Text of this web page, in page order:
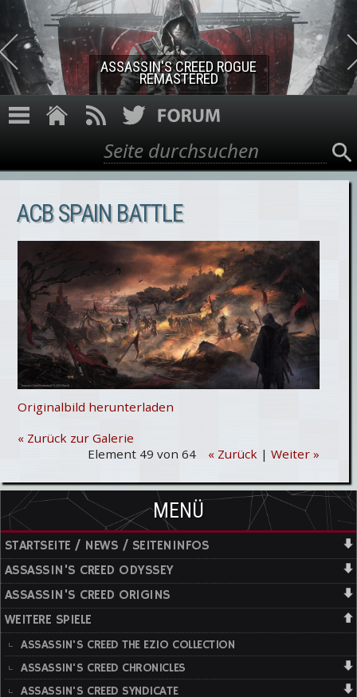
Direkt zum Inhalt
ASSASSIN'S CREED ROGUE
REMASTERED
Suchformular
Suche
ACB SPAIN BATTLE
Originalbild herunterladen
« Zurück zur Galerie
Element 49 von 64
« Zurück| Weiter »
MENÜ
STARTSEITE / NEWS / SEITENINFOS
ASSASSIN'S CREED ODYSSEY
ASSASSIN'S CREED ORIGINS
WEITERE SPIELE
ASSASSIN'S CREED THE EZIO COLLECTION
ASSASSIN'S CREED CHRONICLES
ASSASSIN'S CREED SYNDICATE